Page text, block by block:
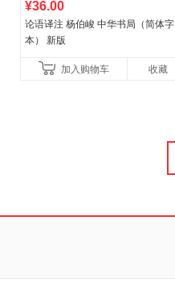
¥36.00
论语译注 杨伯峻 中华书局（简体字
本） 新版
加入购物车 收藏